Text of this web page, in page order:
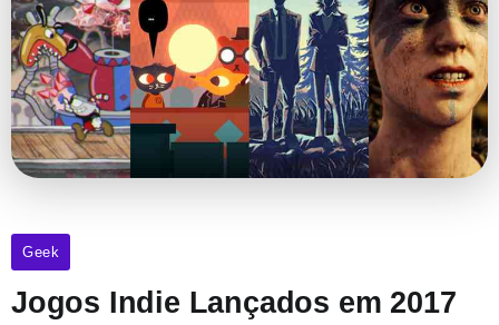
Geek
Jogos Indie Lançados em 2017